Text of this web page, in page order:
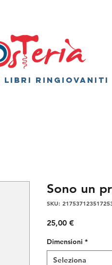
libri ringiovaniti
Sono un
SKU:
25,00 €Prezzo
Dimensioni *
Seleziona